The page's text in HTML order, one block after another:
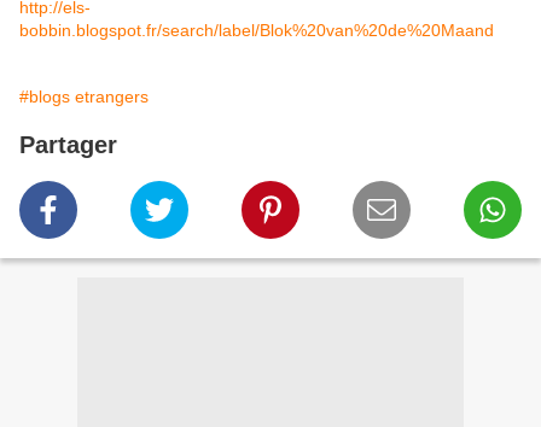
http://els-
bobbin.blogspot.fr/search/label/Blok%20van%20de%20Maand
#blogs etrangers
Partager